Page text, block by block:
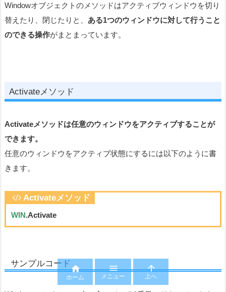
Windowオブジェクトのメソッドはアクティブウィンドウを切り
替えたり、閉じたりと、 ある1つのウィンドウに対して行うこと
のできる操作がまとまっています。
Activateメソッド
Activateメソッドは任意のウィンドウをアクティブすることが
できます。
任意のウィンドウをアクティブ状態にするには以下のように書
きます。
Activateメソッド
WIN.Activate
サンプルコード

ホーム

メニュー

上へ